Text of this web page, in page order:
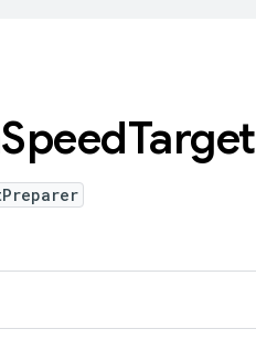
SpeedTarget